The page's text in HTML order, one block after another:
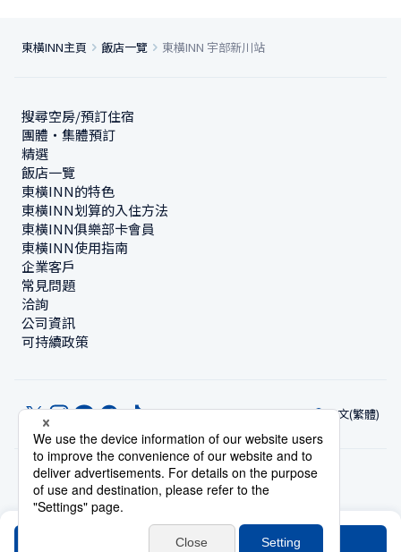
搜尋
東橫INN主頁 飯店一覽 東橫INN 宇部新川站
搜尋空房/預訂住宿
團體・集體預訂
精選
飯店一覽
東橫INN的特色
東橫INN划算的入住方法
東橫INN俱樂部卡會員
東橫INN使用指南
企業客戶
常見問題
洽詢
公司資訊
可持續政策
中文(繁體)
© Toyoko Inn Co., Ltd.
隱私設定隱私保護政策根據特定商業交易法的標示網站政策
帳號使用條款持卡會員條款